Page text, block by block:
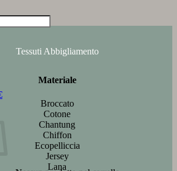
Tessuti Abbigliamento
Materiale
Broccato
Cotone
Chantung
Chiffon
Ecopelliccia
Jersey
Lana